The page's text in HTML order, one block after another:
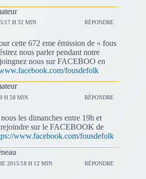
17 H 32 MIN RÉPONDRE
cette 672 eme émission de « fous
nous parler pendant notre
nous sur FACEBOO en
fousdefolk
H 58 MIN RÉPONDRE
les dimanches entre 19h et
sur le FACEBOOK de
www.facebook.com/fousdefolk
2015/18 H 12 MIN RÉPONDRE